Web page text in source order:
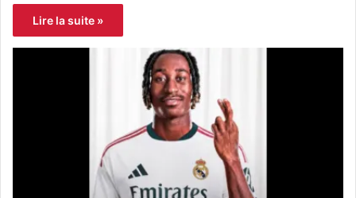
Lire la suite »